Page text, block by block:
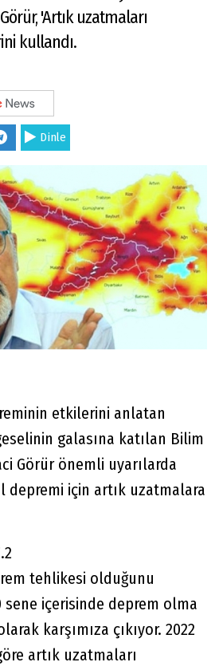
'Artık uzatmaları
kullandı.
Dinle
etkilerini anlatan
galasına katılan Bilim
Görür önemli uyarılarda
depremi için artık uzatmalara
tehlikesi olduğunu
sene içerisinde deprem olma
karşımıza çıkıyor. 2022
artık uzatmaları